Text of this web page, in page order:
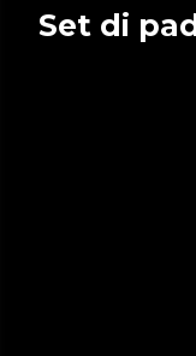
Set di padelle da 20-24 cm di